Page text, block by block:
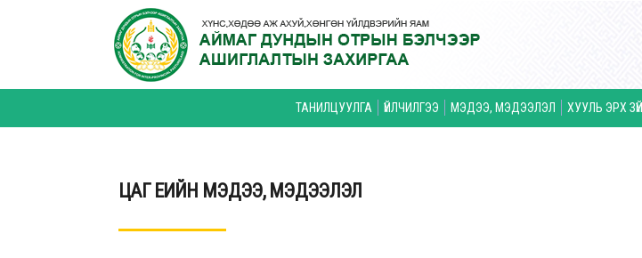
ТАНИЛЦУУЛГА ҮЙЛЧИЛГЭЭ МЭДЭЭ, МЭДЭЭЛЭЛ ХУУЛЬ ЭРХ ЗҮЙ
ЦАГ ҮЕИЙН МЭДЭЭ, МЭДЭЭЛЭЛ